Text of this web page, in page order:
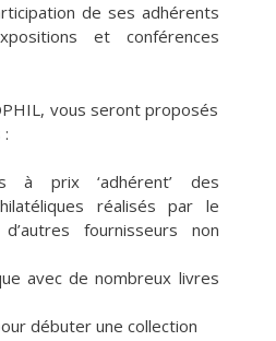
de ses adhérents
et conférences
vous seront proposés
à prix ‘adhérent’ des
réalisés par le
fournisseurs non
avec de nombreux livres
débuter une collection